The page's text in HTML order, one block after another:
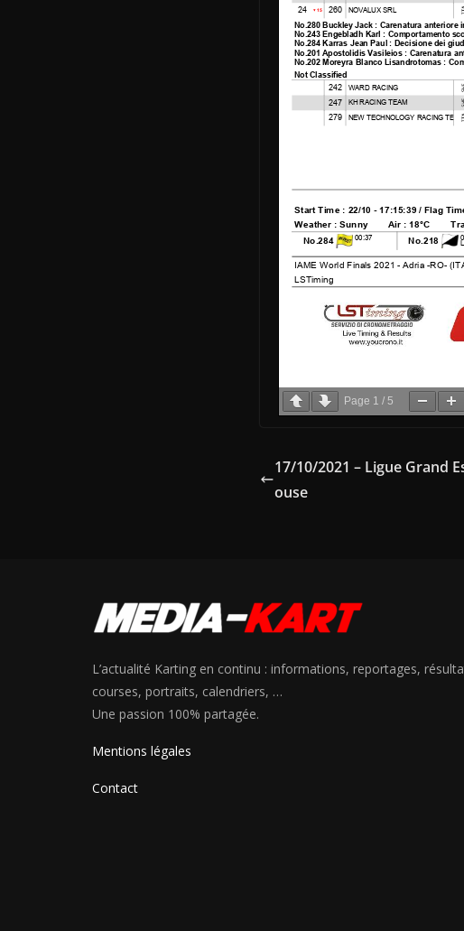
Page 1 / 5
17/10/2021 – Ligue Grand
ouse
L’actualité Karting en continu : informations, reportages,
courses, portraits, calendriers, …
Une passion 100% partagée.
Mentions légales
Contact